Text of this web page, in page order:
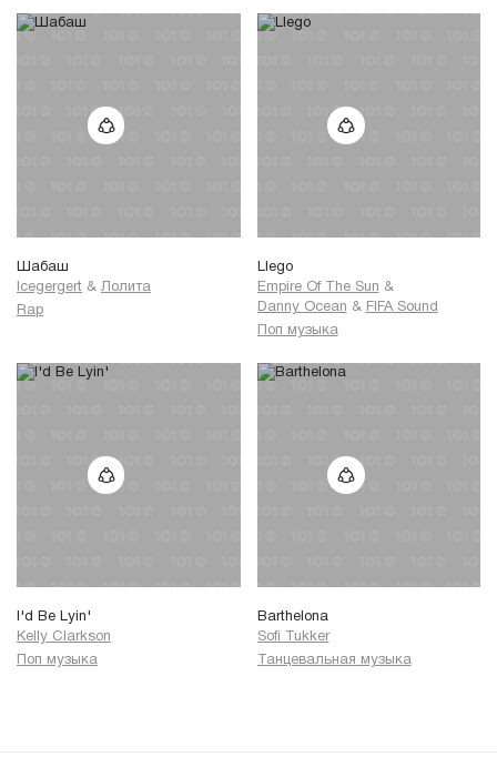
Шабаш
Icegergert & Лолита
Rap
Llego
Empire Of The Sun &
Danny Ocean & FIFA Sound
Поп музыка
I'd Be Lyin'
Kelly Clarkson
Поп музыка
Barthelona
Sofi Tukker
Танцевальная музыка